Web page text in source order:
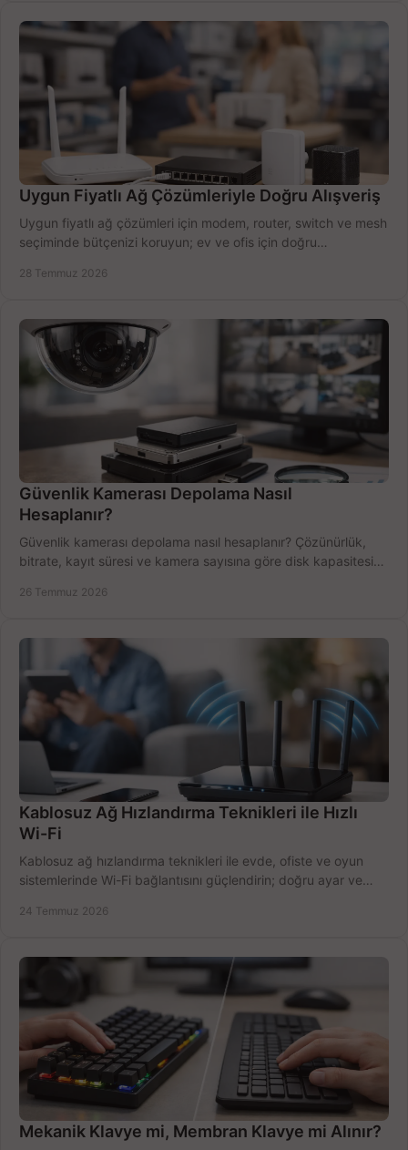
Uygun Fiyatlı Ağ Çözümleriyle Doğru Alışveriş
Uygun fiyatlı ağ çözümleri için modem, router, switch ve mesh
seçiminde bütçenizi koruyun; ev ve ofis için doğru
28 Temmuz 2026
Güvenlik Kamerası Depolama Nasıl
Hesaplanır?
Güvenlik kamerası depolama nasıl hesaplanır? Çözünürlük,
bitrate, kayıt süresi ve kamera sayısına göre disk kapasitesini
26 Temmuz 2026
Kablosuz Ağ Hızlandırma Teknikleri ile Hızlı
Wi-Fi
Kablosuz ağ hızlandırma teknikleri ile evde, ofiste ve oyun
sistemlerinde Wi-Fi bağlantısını güçlendirin; doğru ayar ve
24 Temmuz 2026
Mekanik Klavye mi, Membran Klavye mi Alınır?